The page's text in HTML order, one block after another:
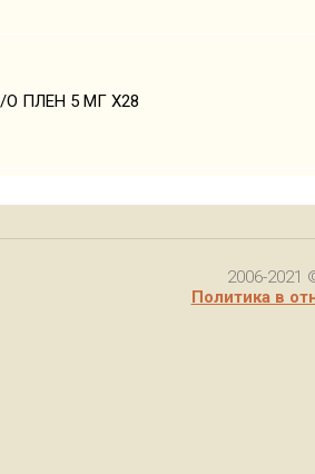
ПЛЕН 5 МГ Х28
2006-2021
Политика в